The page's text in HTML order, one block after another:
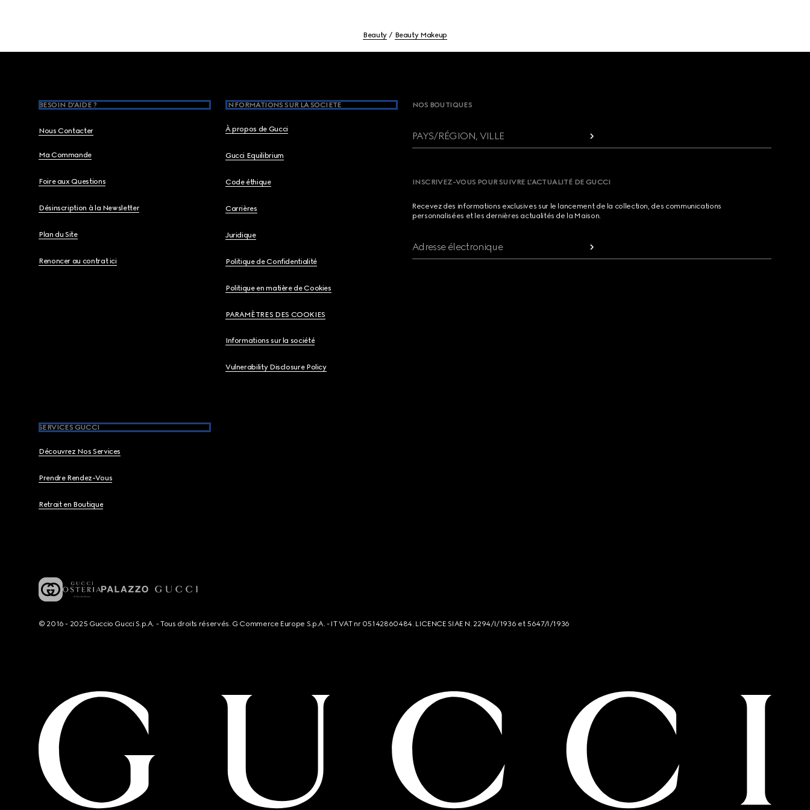
Beauty Beauty Makeup
BESOIN D'AIDE ?
Nous Contacter
Ma Commande
Foire aux Questions
Désinscription à la Newsletter
Plan du Site
Renoncer au contrat ici
INFORMATIONS SUR LA SOCIETE
À propos de Gucci
Gucci Equilibrium
Code éthique
Carrières
Juridique
Politique de Confidentialité
Politique en matière de Cookies
PARAMÈTRES DES COOKIES
Informations sur la société
Vulnerability Disclosure Policy
SERVICES GUCCI
Découvrez Nos Services
Prendre Rendez-Vous
Retrait en Boutique
NOS BOUTIQUES
PAYS/RÉGION, VILLE
INSCRIVEZ-VOUS POUR SUIVRE L’ACTUALITÉ DE GUCCI
Recevez des informations exclusives sur le lancement de la collection, des communications
personnalisées et les dernières actualités de la Maison.
Adresse électronique
© 2016 - 2025 Guccio Gucci S.p.A. - Tous droits réservés. G Commerce Europe S.p.A. - IT VAT nr 05142860484. LICENCE SIAE N. 2294/I/1936 et 5647/I/1936